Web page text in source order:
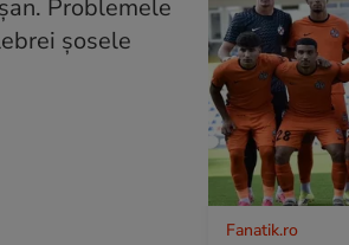
Fanatik.ro